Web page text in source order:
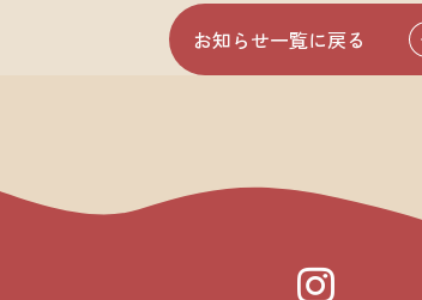
お知らせ一覧に戻る